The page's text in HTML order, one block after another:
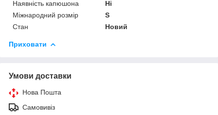
Наявність капюшона
Ні
Міжнародний розмір
S
Стан
Новий
Приховати
Умови доставки
Нова Пошта
Самовивіз